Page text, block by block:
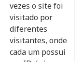
vezes o site foi
visitado por
diferentes
visitantes, onde
cada um possui